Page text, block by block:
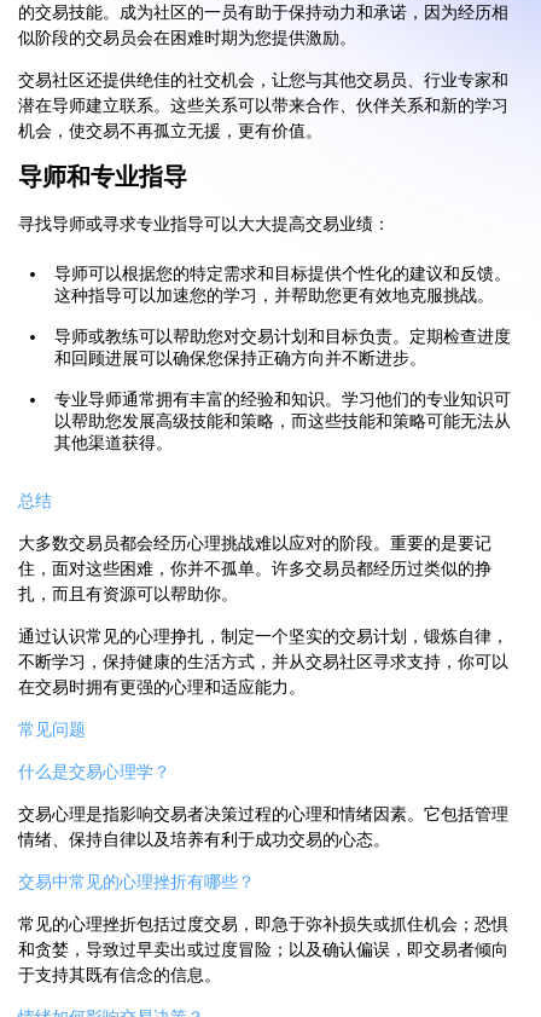
的交易技能。成为社区的一员有助于保持动力和承诺，因为经历相
似阶段的交易员会在困难时期为您提供激励。
交易社区还提供绝佳的社交机会，让您与其他交易员、行业专家和
潜在导师建立联系。这些关系可以带来合作、伙伴关系和新的学习
机会，使交易不再孤立无援，更有价值。
导师和专业指导
寻找导师或寻求专业指导可以大大提高交易业绩：
导师可以根据您的特定需求和目标提供个性化的建议和反馈。
这种指导可以加速您的学习，并帮助您更有效地克服挑战。
导师或教练可以帮助您对交易计划和目标负责。定期检查进度
和回顾进展可以确保您保持正确方向并不断进步。
专业导师通常拥有丰富的经验和知识。学习他们的专业知识可
以帮助您发展高级技能和策略，而这些技能和策略可能无法从
其他渠道获得。
总结
大多数交易员都会经历心理挑战难以应对的阶段。重要的是要记
住，面对这些困难，你并不孤单。许多交易员都经历过类似的挣
扎，而且有资源可以帮助你。
通过认识常见的心理挣扎，制定一个坚实的交易计划，锻炼自律，
不断学习，保持健康的生活方式，并从交易社区寻求支持，你可以
在交易时拥有更强的心理和适应能力。
常见问题
什么是交易心理学？
交易心理是指影响交易者决策过程的心理和情绪因素。它包括管理
情绪、保持自律以及培养有利于成功交易的心态。
交易中常见的心理挫折有哪些？
常见的心理挫折包括过度交易，即急于弥补损失或抓住机会；恐惧
和贪婪，导致过早卖出或过度冒险；以及确认偏误，即交易者倾向
于支持其既有信念的信息。